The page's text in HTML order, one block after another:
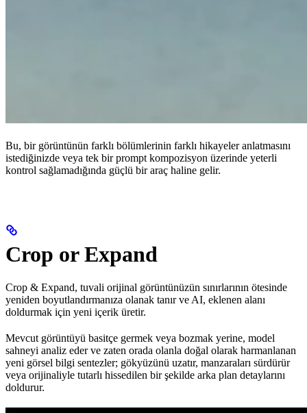
Bu, bir görüntünün farklı bölümlerinin farklı hikayeler anlatmasını
istediğinizde veya tek bir prompt kompozisyon üzerinde yeterli
kontrol sağlamadığında güçlü bir araç haline gelir.
Crop or Expand
Crop & Expand, tuvali orijinal görüntünüzün sınırlarının ötesinde
yeniden boyutlandırmanıza olanak tanır ve AI, eklenen alanı
doldurmak için yeni içerik üretir.
Mevcut görüntüyü basitçe germek veya bozmak yerine, model
sahneyi analiz eder ve zaten orada olanla doğal olarak harmanlanan
yeni görsel bilgi sentezler; gökyüzünü uzatır, manzaraları sürdürür
veya orijinaliyle tutarlı hissedilen bir şekilde arka plan detaylarını
doldurur.